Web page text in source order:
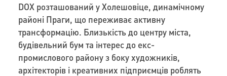
DOX розташований у Холешовіце, динамічному
районі Праги, що переживає активну
трансформацію. Близькість до центру міста,
будівельний бум та інтерес до екс-
промислового району з боку художників,
архітекторів і креативних підприємців роблять